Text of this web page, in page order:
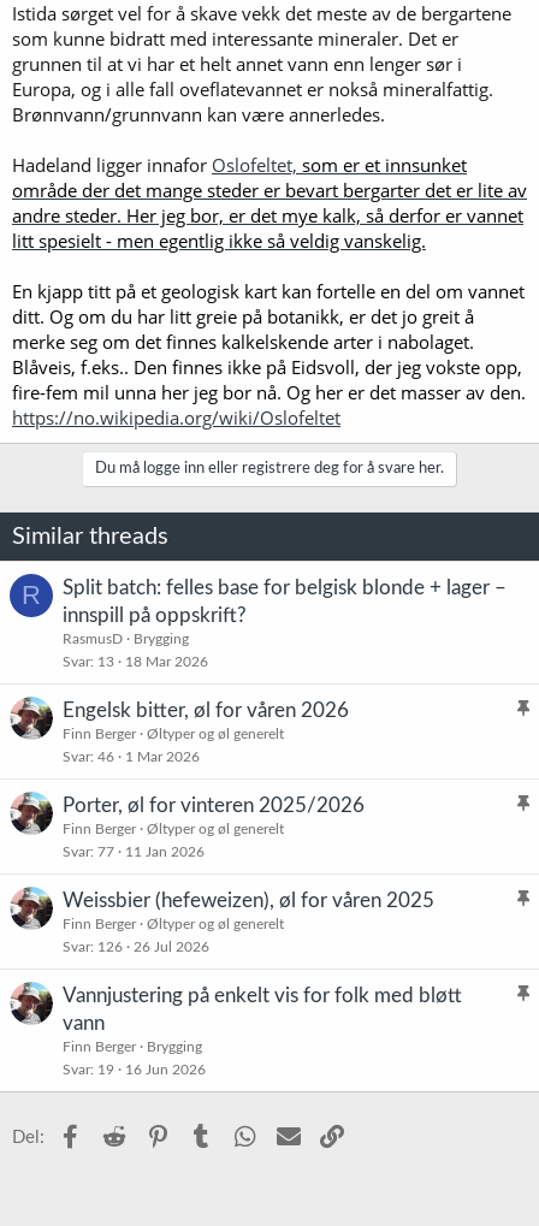
Påbergenvann.com/vann/vannkvalitet/ ligger nå tallene for 2016.
Istida sørget vel for å skave vekk det meste av de bergartene
som kunne bidratt med interessante mineraler. Det er
grunnen til at vi har et helt annet vann enn lenger sør i
Europa, og i alle fall oveflatevannet er nokså mineralfattig.
Brønnvann/grunnvann kan være annerledes.
Hadeland ligger innafor Oslofeltet, som er et innsunket
område der det mange steder er bevart bergarter det er lite av
andre steder. Her jeg bor, er det mye kalk, så derfor er vannet
litt spesielt - men egentlig ikke så veldig vanskelig.
En kjapp titt på et geologisk kart kan fortelle en del om vannet
ditt. Og om du har litt greie på botanikk, er det jo greit å
merke seg om det finnes kalkelskende arter i nabolaget.
Blåveis, f.eks.. Den finnes ikke på Eidsvoll, der jeg vokste opp,
fire-fem mil unna her jeg bor nå. Og her er det masser av den.
https://no.wikipedia.org/wiki/Oslofeltet
Du må logge inn eller registrere deg for å svare her.
Similar threads
R
Split batch: felles base for belgisk blonde + lager –
innspill på oppskrift?
RasmusD
Brygging
Svar 13 18 Mar 2026
K
t
Engelsk bitter, øl for våren 2026
Finn Berger
Øltyper og øl generelt
Svar 46 1 Mar 2026
K
t
Porter, øl for vinteren 2025/2026
Finn Berger
Øltyper og øl generelt
Svar 77 11 Jan 2026
K
t
Weissbier (hefeweizen), øl for våren 2025
Finn Berger
Øltyper og øl generelt
Svar 126 26 Jul 2026
K
t
Vannjustering på enkelt vis for folk med bløtt
vann
Finn Berger
Brygging
Svar 19 16 Jun 2026
Del: Facebook
Reddit PinterestTumblr WhatsApp
E-post